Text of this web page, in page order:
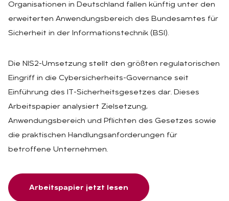
Organisationen in Deutschland fallen künftig unter den
erweiterten Anwendungsbereich des Bundesamtes für
Sicherheit in der Informationstechnik (BSI).
Die NIS2-Umsetzung stellt den größten regulatorischen
Eingriff in die Cybersicherheits-Governance seit
Einführung des IT-Sicherheitsgesetzes dar. Dieses
Arbeitspapier analysiert Zielsetzung,
Anwendungsbereich und Pflichten des Gesetzes sowie
die praktischen Handlungsanforderungen für
betroffene Unternehmen.
Arbeitspapier jetzt lesen